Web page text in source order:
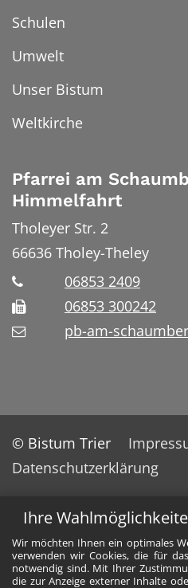
Ihre
Wir möchten Ihnen ein optimales
verwenden wir Cookies, die für
notwendig sind. Mit Ihrer
die zur Anzeige externer Inhalte
Schulen
Umwelt
Unser Bistum
Weltkirche
Pfarrei am
Himmelfahrt
Tholeyer Str. 2
66636 Tholey-Theley
06853 2409
06853 300242
pb-am-
© Bistum Trier
Datenschutzerklärung